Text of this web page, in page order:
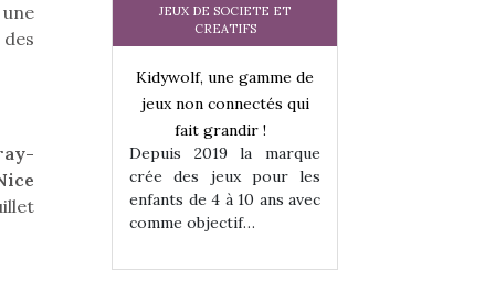
JEUX DE SOCIETE ET
CREATIFS
la marque
pour les
10 ans avec
Kidywolf, une gamme de
jeux non connectés qui
fait grandir !
Depuis 2019 la marque
crée des jeux pour les
enfants de 4 à 10 ans avec
comme objectif…